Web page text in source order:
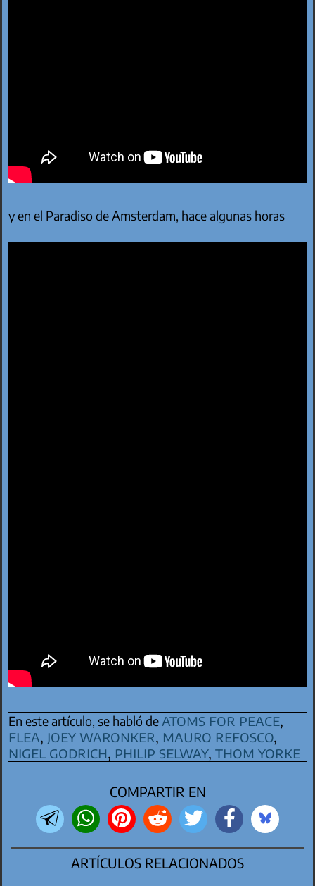
y en el Paradiso de Amsterdam, hace algunas horas
En este artículo, se habló de atoms for peace,
flea, joey waronker, mauro refosco,
nigel godrich, philip selway,thom yorke
COMPARTIR EN
ARTÍCULOS RELACIONADOS